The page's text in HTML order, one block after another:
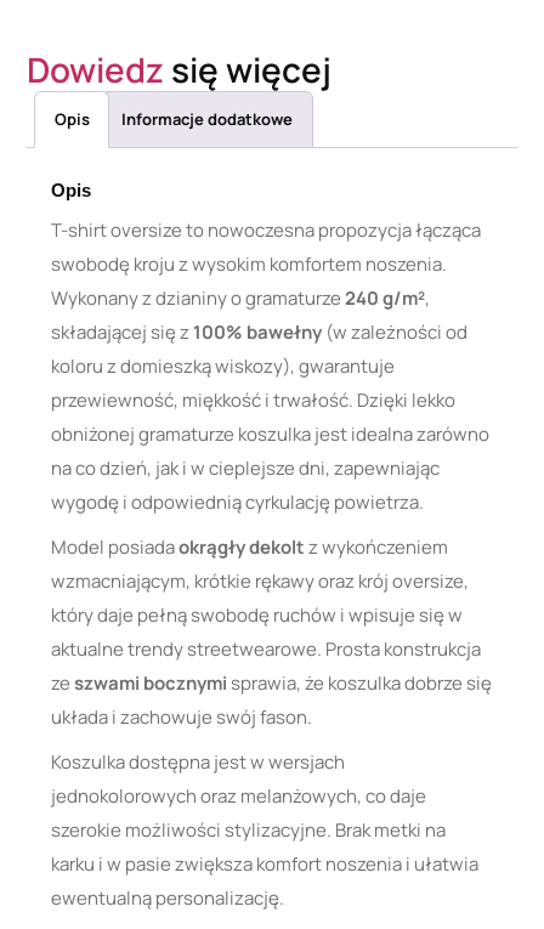
Dowiedz się więcej
Opis Informacje dodatkowe
Opis
T-shirt oversize to nowoczesna propozycja łącząca
swobodę kroju z wysokim komfortem noszenia.
Wykonany z dzianiny o gramaturze240 g/m²,
składającej się z 100% bawełny (w zależności od
koloru z domieszką wiskozy), gwarantuje
przewiewność, miękkość i trwałość. Dzięki lekko
obniżonej gramaturze koszulka jest idealna zarówno
na co dzień, jak i w cieplejsze dni, zapewniając
wygodę i odpowiednią cyrkulację powietrza.
Model posiadaokrągły dekoltz wykończeniem
wzmacniającym, krótkie rękawy oraz krój oversize,
który daje pełną swobodę ruchów i wpisuje się w
aktualne trendy streetwearowe. Prosta konstrukcja
ze szwami bocznymisprawia, że koszulka dobrze się
układa i zachowuje swój fason.
Koszulka dostępna jest w wersjach
jednokolorowych oraz melanżowych, co daje
szerokie możliwości stylizacyjne. Brak metki na
karku i w pasie zwiększa komfort noszenia i ułatwia
ewentualną personalizację.